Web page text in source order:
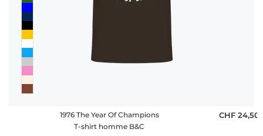
1976 The Year Of Champions
T-shirt homme B&C
CHF 24,50